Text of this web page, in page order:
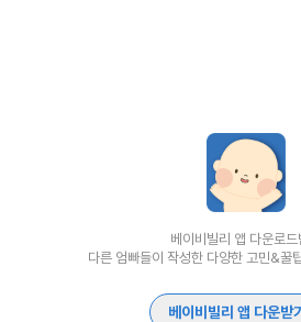
베이비빌리 앱 다운로드
다른 엄빠들이 작성한 다양한 고민&꿀
베이비빌리 앱 다운받기